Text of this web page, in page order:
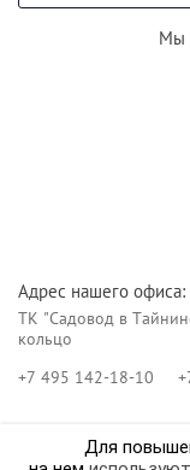
Для
Мы
Адрес нашего офиса:
ТК "Садовод в
кольцо
+7 495 142-18-10
Реклама в